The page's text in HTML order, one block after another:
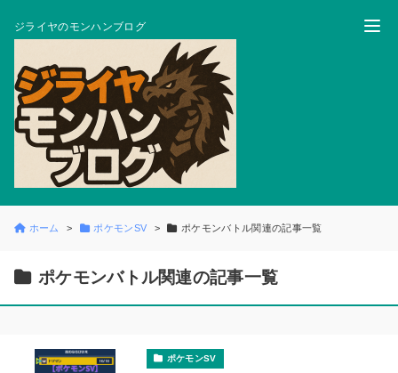
ジライヤのモンハンブログ
ホーム ポケモンSV ポケモンバトル関連の記事一覧
ポケモンバトル関連の記事一覧
ポケモンSV